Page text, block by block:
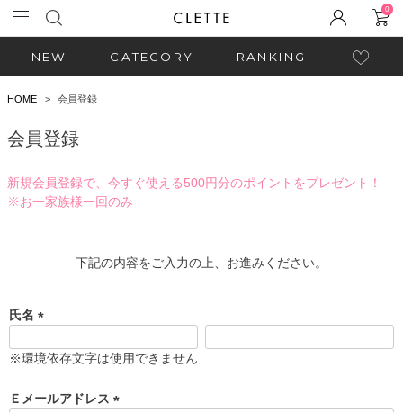
0
NEW CATEGORY RANKING
HOME 会員登録
会員登録
新規会員登録で、今すぐ使える500円分のポイントをプレゼント！
※お一家族様一回のみ
下記の内容をご入力の上、お進みください。
氏名
必
)
※環境依存文字は使用できません
Ｅメールアドレス